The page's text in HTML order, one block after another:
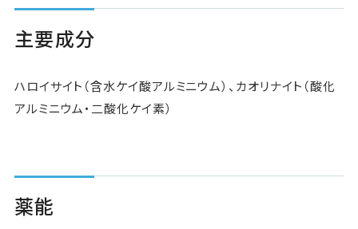
主要成分
ハロイサイト（含水ケイ酸アルミニウム）、カオリナイト（酸化
アルミニウム・二酸化ケイ素）
薬能